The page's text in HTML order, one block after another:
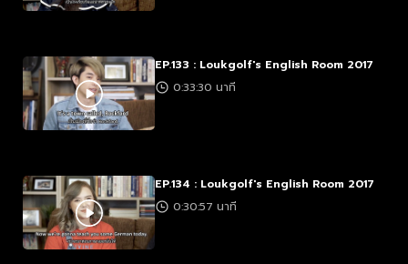
EP.133 : Loukgolf's English Room 2017
0:33:30 นาที
EP.134 : Loukgolf's English Room 2017
0:30:57 นาที